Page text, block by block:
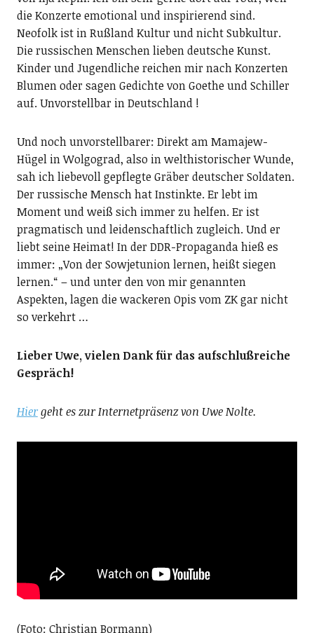
die Konzerte emotional und inspirierend sind.
Neofolk ist in Rußland Kultur und nicht Subkultur.
Die russischen Menschen lieben deutsche Kunst.
Kinder und Jugendliche reichen mir nach Konzerten
Blumen oder sagen Gedichte von Goethe und Schiller
auf. Unvorstellbar in Deutschland !
Und noch unvorstellbarer: Direkt am Mamajew-
Hügel in Wolgograd, also in welthistorischer Wunde,
sah ich liebevoll gepflegte Gräber deutscher Soldaten.
Der russische Mensch hat Instinkte. Er lebt im
Moment und weiß sich immer zu helfen. Er ist
pragmatisch und leidenschaftlich zugleich. Und er
liebt seine Heimat! In der DDR-Propaganda hieß es
immer: „Von der Sowjetunion lernen, heißt siegen
lernen.“ – und unter den von mir genannten
Aspekten, lagen die wackeren Opis vom ZK gar nicht
so verkehrt …
Lieber Uwe, vielen Dank für das aufschlußreiche
Gespräch!
Hiergeht es zur Internetpräsenz von Uwe Nolte.
(Foto: Christian Bormann)